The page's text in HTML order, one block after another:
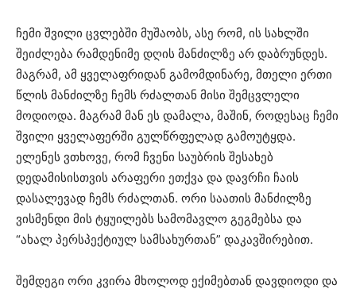
ჩემი შვილი ცვლებში მუშაობს, ასე რომ, ის სახლში
შეიძლება რამდენიმე დღის მანძილზე არ დაბრუნდეს.
მაგრამ, ამ ყველაფრიდან გამომდინარე, მთელი ერთი
წლის მანძილზე ჩემს რძალთან მისი შემცვლელი
მოდიოდა. მაგრამ მან ეს დამალა, მაშინ, როდესაც ჩემი
შვილი ყველაფერში გულწრფელად გამოუტყდა.
ელენეს ვთხოვე, რომ ჩვენი საუბრის შესახებ
დედამისისთვის არაფერი ეთქვა და დავრჩი ჩაის
დასალევად ჩემს რძალთან. ორი საათის მანძილზე
ვისმენდი მის ტყუილებს სამომავლო გეგმებსა და
“ახალ პერსპექტიულ სამსახურთან” დაკავშირებით.
შემდეგი ორი კვირა მხოლოდ ექიმებთან დავდიოდი და